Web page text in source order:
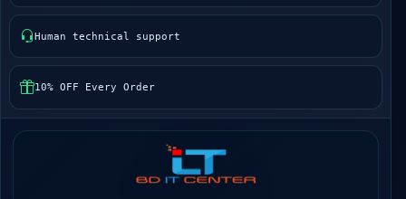
Human technical support
10% OFF Every Order